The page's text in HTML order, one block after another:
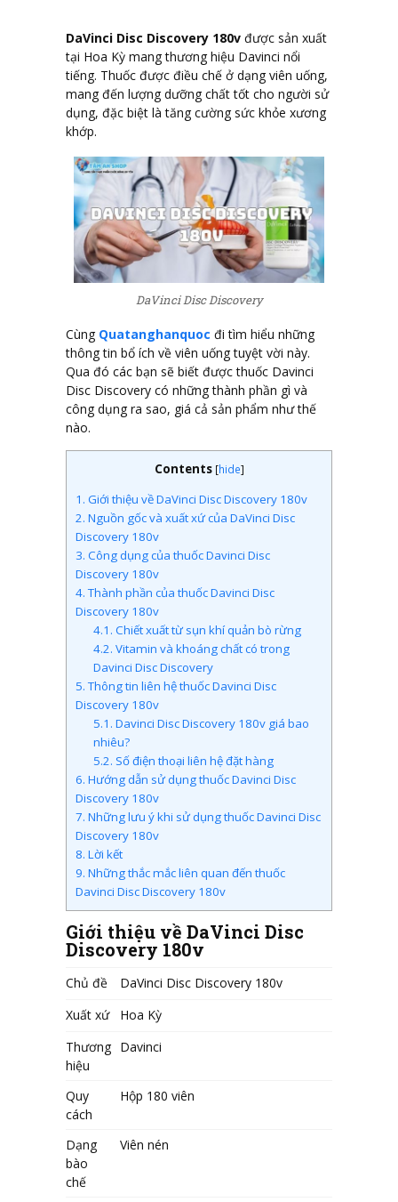
DaVinci Disc Discovery 180v được sản xuất
tại Hoa Kỳ mang thương hiệu Davinci nổi
tiếng. Thuốc được điều chế ở dạng viên uống,
mang đến lượng dưỡng chất tốt cho người sử
dụng, đặc biệt là tăng cường sức khỏe xương
khớp.
DaVinci Disc Discovery
Cùng Quatanghanquoc đi tìm hiểu những
thông tin bổ ích về viên uống tuyệt vời này.
Qua đó các bạn sẽ biết được thuốc Davinci
Disc Discovery có những thành phần gì và
công dụng ra sao, giá cả sản phẩm như thế
nào.
Contents [hide]
1. Giới thiệu về DaVinci Disc Discovery 180v
2. Nguồn gốc và xuất xứ của DaVinci Disc
Discovery 180v
3. Công dụng của thuốc Davinci Disc
Discovery 180v
4.Thành phần của thuốc Davinci Disc
Discovery 180v
4.1. Chiết xuất từ sụn khí quản bò rừng
4.2. Vitamin và khoáng chất có trong
Davinci Disc Discovery
5.Thông tin liên hệ thuốc Davinci Disc
Discovery 180v
5.1. Davinci Disc Discovery 180v giá bao
nhiêu?
5.2. Số điện thoại liên hệ đặt hàng
6. Hướng dẫn sử dụng thuốc Davinci Disc
Discovery 180v
7. Những lưu ý khi sử dụng thuốc Davinci Disc
Discovery 180v
8. Lời kết
9. Những thắc mắc liên quan đến thuốc
Davinci Disc Discovery 180v
Giới thiệu về DaVinci Disc
Discovery 180v
Chủ đề
DaVinci Disc Discovery 180v
Xuất xứ
Hoa Kỳ
Thương
hiệu
Davinci
Quy
cách
Hộp 180 viên
Dạng
bào
chế
Viên nén